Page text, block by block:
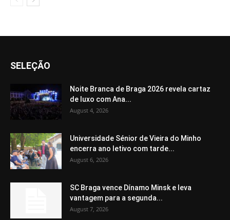
SELEÇÃO
Noite Branca de Braga 2026 revela cartaz
de luxo com Ana...
August 4, 2026
Universidade Sénior de Vieira do Minho
encerra ano letivo com tarde...
August 6, 2026
SC Braga vence Dínamo Minsk e leva
vantagem para a segunda...
August 7, 2026